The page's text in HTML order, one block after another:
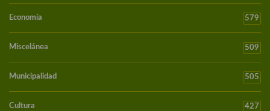
Economía 579
Miscelánea 509
Municipalidad 505
Cultura 427